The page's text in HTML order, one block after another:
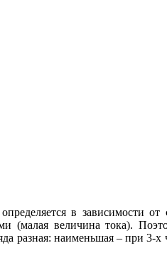
в зависимости от
(малая величина тока).
разная: наименьшая – при 3-х